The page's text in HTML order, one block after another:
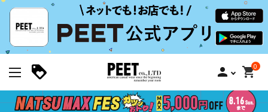
person 0
shopping_cart